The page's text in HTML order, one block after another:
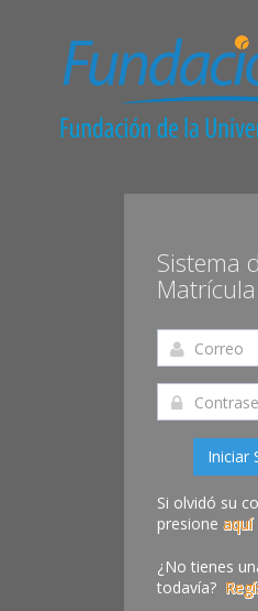
Sistema
Matrícula
Iniciar
Si olvidó su
presione aquí
¿No tienes
todavía?